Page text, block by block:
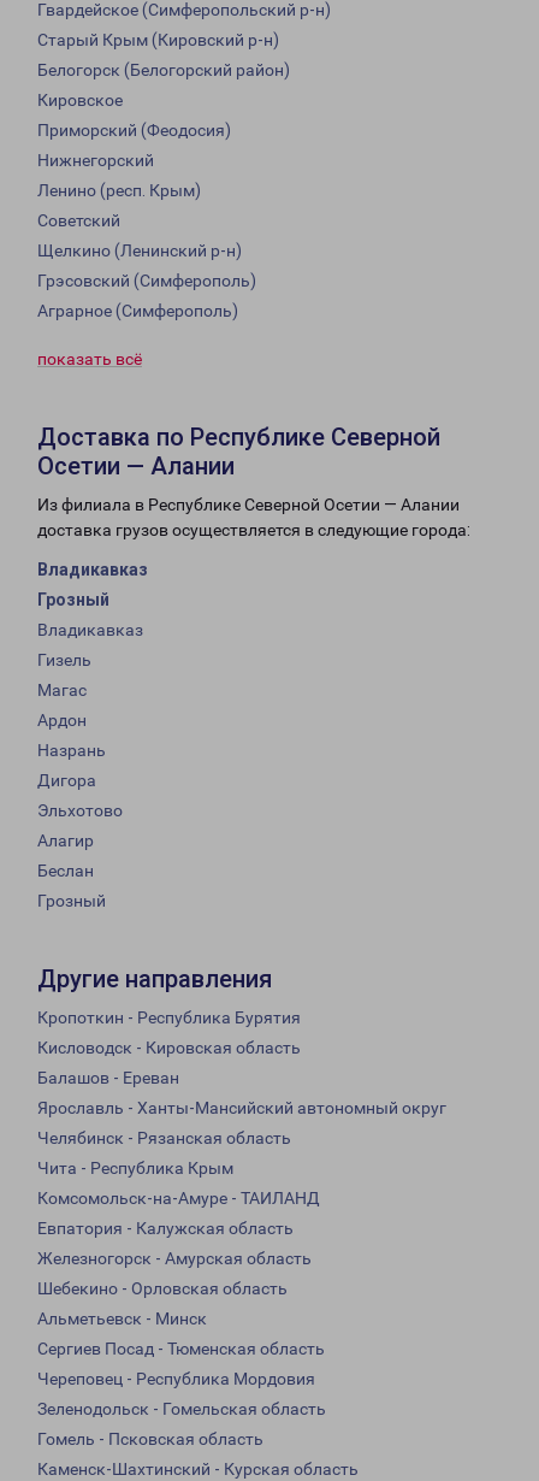
Гвардейское (Симферопольский р-н)
Старый Крым (Кировский р-н)
Белогорск (Белогорский район)
Кировское
Приморский (Феодосия)
Нижнегорский
Ленино (респ. Крым)
Советский
Щелкино (Ленинский р-н)
Грэсовский (Симферополь)
Аграрное (Симферополь)
показать всё
Доставка по Республике Северной
Осетии — Алании
Из филиала в Республике Северной Осетии — Алании
доставка грузов осуществляется в следующие города:
Владикавказ
Грозный
Владикавказ
Гизель
Магас
Ардон
Назрань
Дигора
Эльхотово
Алагир
Беслан
Грозный
Другие направления
Кропоткин - Республика Бурятия
Кисловодск - Кировская область
Балашов - Ереван
Ярославль - Ханты-Мансийский автономный округ
Челябинск - Рязанская область
Чита - Республика Крым
Комсомольск-на-Амуре - ТАИЛАНД
Евпатория - Калужская область
Железногорск - Амурская область
Шебекино - Орловская область
Альметьевск - Минск
Сергиев Посад - Тюменская область
Череповец - Республика Мордовия
Зеленодольск - Гомельская область
Гомель - Псковская область
Каменск-Шахтинский - Курская область